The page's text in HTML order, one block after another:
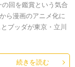
回を鑑賞という気合
ら漫画のアニメ化に
ブッダが東京・立川
続きを読む